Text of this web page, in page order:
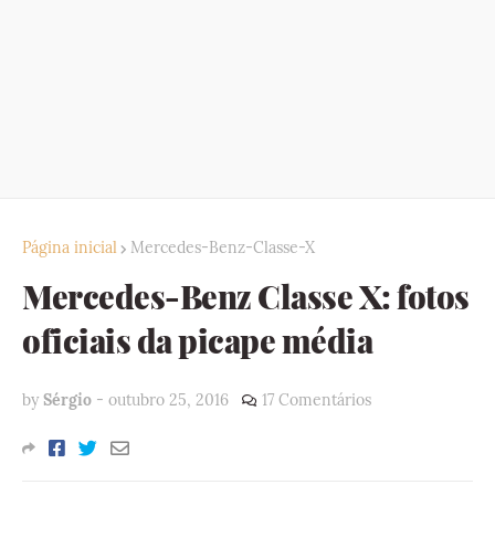
Página inicial Mercedes-Benz-Classe-X
Mercedes-Benz Classe X: fotos
oficiais da picape média
by Sérgio - outubro 25, 2016 17 Comentários